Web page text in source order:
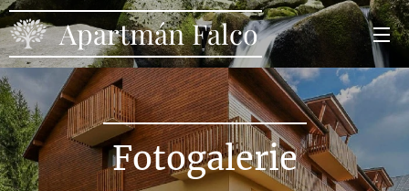
Apartmán Falco
Fotogalerie